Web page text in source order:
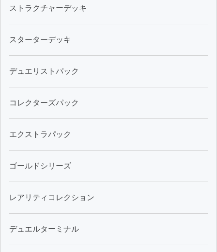
ストラクチャーデッキ
スターターデッキ
デュエリストパック
コレクターズパック
エクストラパック
ゴールドシリーズ
レアリティコレクション
デュエルターミナル